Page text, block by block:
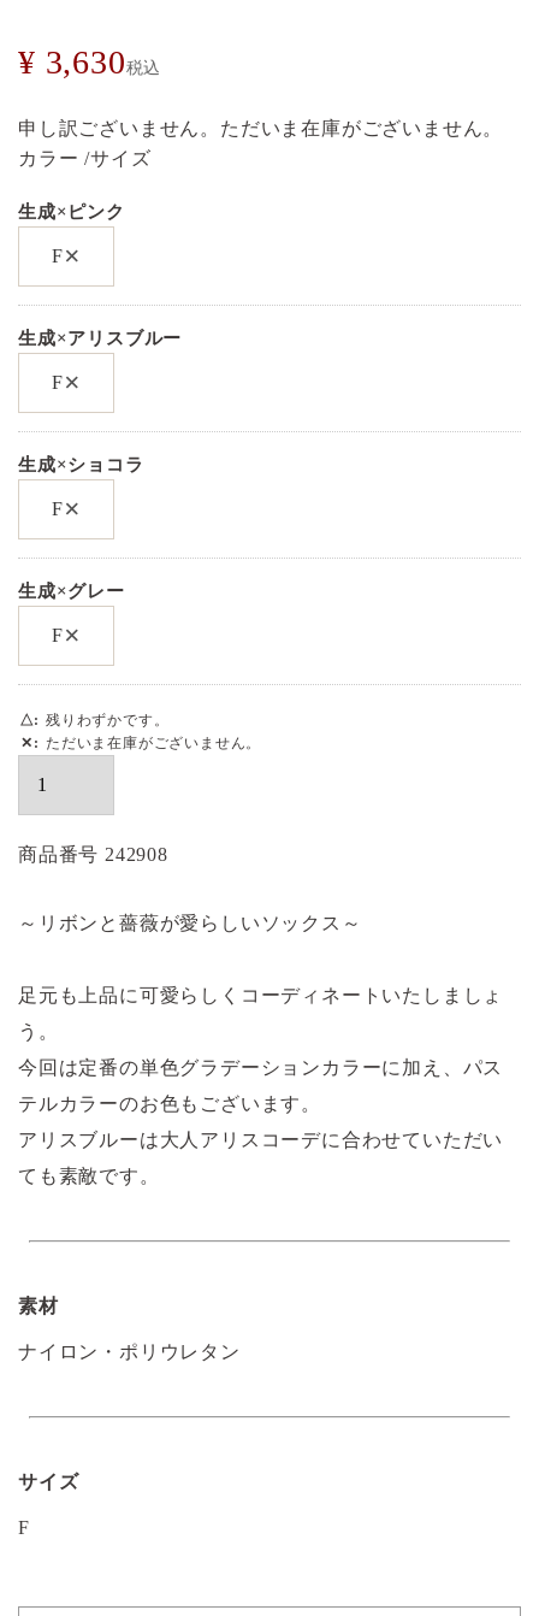
¥ 3,630税込
申し訳ございません。ただいま在庫がございません。
カラー
サイズ
生成×ピンク
F×
生成×アリスブルー
F×
生成×ショコラ
F×
生成×グレー
F×
△
残りわずかです。
✕
ただいま在庫がございません。
商品番号 242908
～リボンと薔薇が愛らしいソックス～
足元も上品に可愛らしくコーディネートいたしましょ
う。
今回は定番の単色グラデーションカラーに加え、パス
テルカラーのお色もございます。
アリスブルーは大人アリスコーデに合わせていただい
ても素敵です。
素材
ナイロン・ポリウレタン
サイズ
F